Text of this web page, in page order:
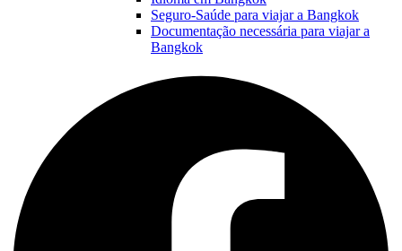
Seguro-Saúde para viajar a Bangkok
Documentação necessária para viajar a
Bangkok